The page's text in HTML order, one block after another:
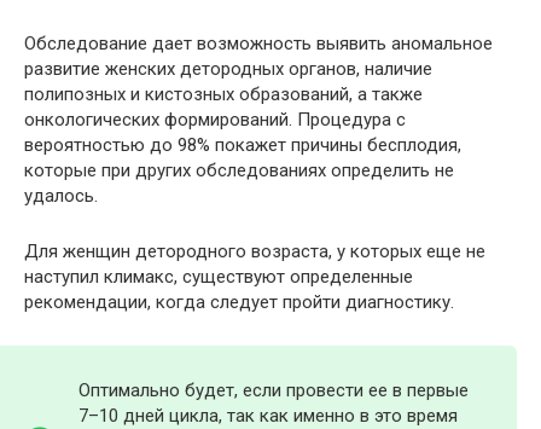
Обследование дает возможность выявить аномальное
развитие женских детородных органов, наличие
полипозных и кистозных образований, а также
онкологических формирований. Процедура с
вероятностью до 98% покажет причины бесплодия,
которые при других обследованиях определить не
удалось.
Для женщин детородного возраста, у которых еще не
наступил климакс, существуют определенные
рекомендации, когда следует пройти диагностику.
Оптимально будет, если провести ее в первые
7–10 дней цикла, так как именно в это время